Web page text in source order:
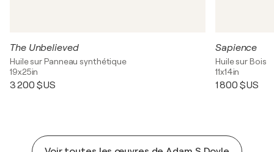
The Unbelieved
Huile sur Panneau synthétique
19x25in
3 200 $US
Sapience
Huile sur Bois
11x14in
1 800 $US